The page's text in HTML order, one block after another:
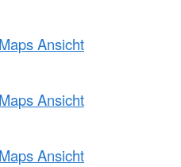
Ansicht
Ansicht
Ansicht